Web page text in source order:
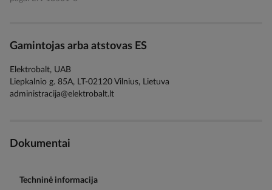
Gamintojas arba atstovas ES
Elektrobalt, UAB
Liepkalnio g. 85A, LT-02120 Vilnius, Lietuva
administracija@elektrobalt.lt
Dokumentai
Techninė informacija